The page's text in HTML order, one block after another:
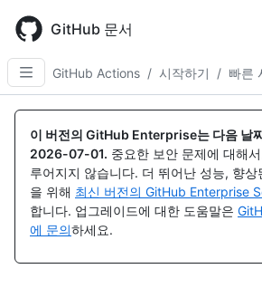
main
content
GitHub 문서
GitHub Actions / 시작하기 / 빠른
이 버전의 GitHub Enterprise는 다음 날
2026-07-01. 중요한 보안 문제에 대해
루어지지 않습니다. 더 뛰어난 성능, 향
을 위해 최신 버전의 GitHub Enterprise
합니다. 업그레이드에 대한 도움말은
에 문의하세요.